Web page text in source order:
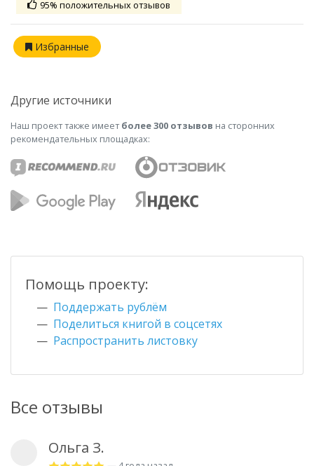
Все отзывы
Ольга З.
95% положительных отзывов
Избранные
Другие источники
Наш проект также имеетболее 300 отзывов на сторонних
рекомендательных площадках:
Помощь проекту:
Поддержать рублём
Поделиться книгой в соцсетях
Распространить листовку